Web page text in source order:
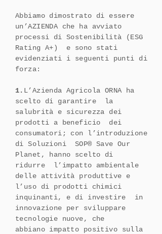
Abbiamo dimostrato di essere
un’AZIENDA che ha avviato
processi di Sostenibilità (ESG
Rating A+) e sono stati
evidenziati i seguenti punti di
forza:
1. L’Azienda Agricola ORNA ha
scelto di garantire la
salubrità e sicurezza dei
prodotti a beneficio dei
consumatori; con l’introduzione
di Soluzioni SOP® Save Our
Planet, hanno scelto di
ridurre l’impatto ambientale
delle attività produttive e
l’uso di prodotti chimici
inquinanti, e di investire in
innovazione per sviluppare
tecnologie nuove, che
abbiano impatto positivo sulla